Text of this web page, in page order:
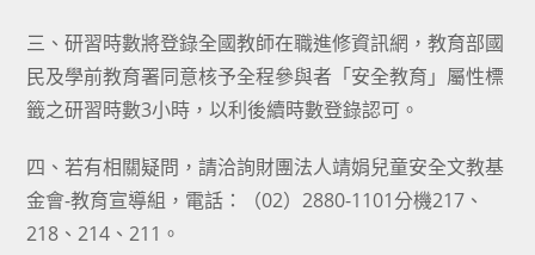
三、研習時數將登錄全國教師在職進修資訊網，教育部國
民及學前教育署同意核予全程參與者「安全教育」屬性標
籤之研習時數3小時，以利後續時數登錄認可。
四、若有相關疑問，請洽詢財團法人靖娟兒童安全文教基
金會-教育宣導組，電話：（02）2880-1101分機217、
218、214、211。